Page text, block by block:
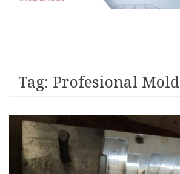
Tag: Profesional Mold